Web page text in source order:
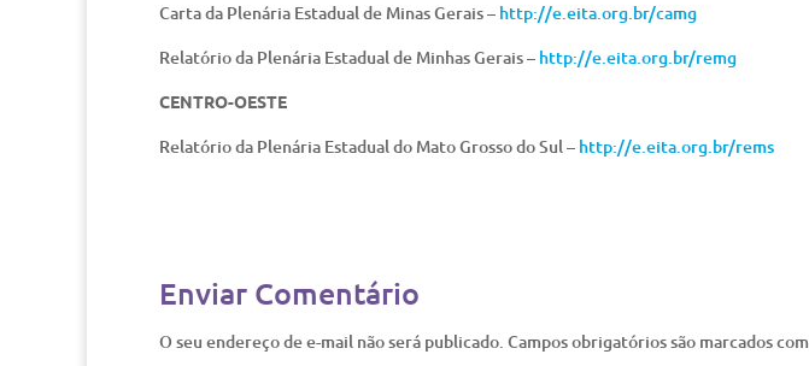
Carta da Plenária Estadual de Minas Gerais – http://e.eita.org.br/camg
Relatório da Plenária Estadual de Minhas Gerais – http://e.eita.org.br/remg
CENTRO-OESTE
Relatório da Plenária Estadual do Mato Grosso do Sul – http://e.eita.org.br/rems
Enviar Comentário
O seu endereço de e-mail não será publicado. Campos obrigatórios são marcados com